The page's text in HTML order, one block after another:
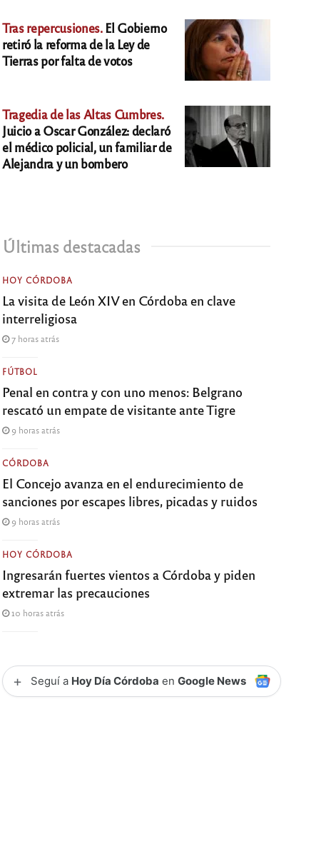
Tras repercusiones.El Gobierno
retiró la reforma de la Ley de
Tierras por falta de votos
Tragedia de las Altas Cumbres.
Juicio a Oscar González: declaró
el médico policial, un familiar de
Alejandra y un bombero
Últimas destacadas
HOY CÓRDOBA
La visita de León XIV en Córdoba en clave
interreligiosa
7 horas atrás
FÚTBOL
Penal en contra y con uno menos: Belgrano
rescató un empate de visitante ante Tigre
9 horas atrás
CÓRDOBA
El Concejo avanza en el endurecimiento de
sanciones por escapes libres, picadas y ruidos
9 horas atrás
HOY CÓRDOBA
Ingresarán fuertes vientos a Córdoba y piden
extremar las precauciones
10 horas atrás
+ Seguí a Hoy Día Córdoba enGoogle News